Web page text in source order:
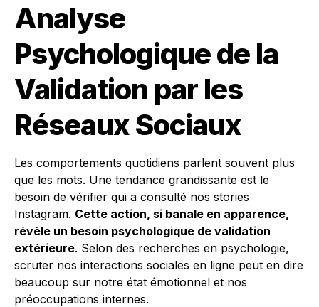
Analyse
Psychologique de la
Validation par les
Réseaux Sociaux
Les comportements quotidiens parlent souvent plus
que les mots. Une tendance grandissante est le
besoin de vérifier qui a consulté nos stories
Instagram. Cette action, si banale en apparence,
révèle un besoin psychologique de validation
extérieure. Selon des recherches en psychologie,
scruter nos interactions sociales en ligne peut en dire
beaucoup sur notre état émotionnel et nos
préoccupations internes.